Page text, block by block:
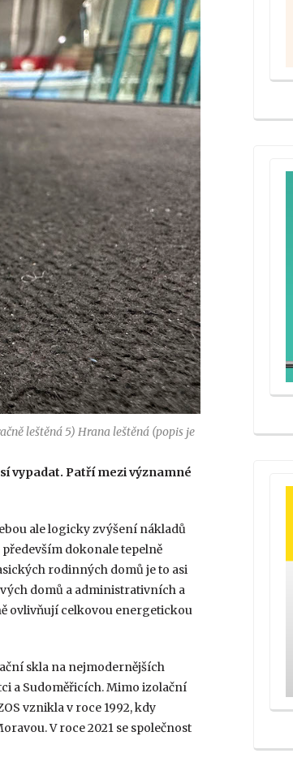
leštěná 5) Hrana leštěná (popis je
vypadat. Patří mezi významné
ale logicky zvýšení nákladů
dokonale tepelně
rodinných domů je to asi
domů a administrativních a
ovlivňují celkovou energetickou
skla na nejmodernějších
a Sudoměřicích. Mimo izolační
vznikla v roce 1992, kdy
V roce 2021 se společnost